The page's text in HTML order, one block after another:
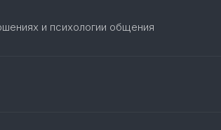
и психологии общения